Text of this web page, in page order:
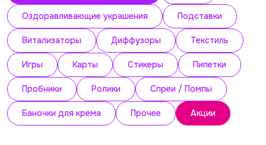
Оздоравливающие украшения Подставки
Витализаторы Диффузоры Текстиль
Игры Карты Стикеры Пипетки
Пробники Ролики Спреи / Помпы
Баночки для крема Прочее Акции